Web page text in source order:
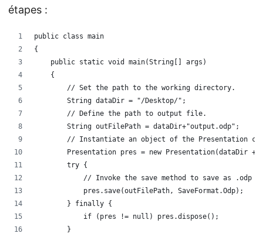
étapes :
public class main
{
    public static void main(String[] args)
    {
        // Set the path to the working directory.
        String dataDir = "/Desktop/";
        // Define the path to output file.
        String outFilePath = dataDir+"output.odp";
// Instantiate an object of the Presentation
Presentation pres = new Presentation(dataDir +
        try {
// Invoke the save method to save as .odp
            pres.save(outFilePath, SaveFormat.Odp);
        } finally {
            if (pres != null) pres.dispose();
        }